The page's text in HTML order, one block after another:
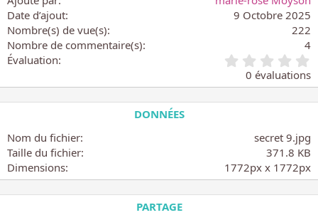
i
o
n
:
Date d’ajout
9 Octobre 2025
Nombre(s) de vue(s)
222
Nombre de commentaire(s)
4
Évaluation
.
0
0
l
e
s
0 évaluations
DONNÉES
Nom du fichier
secret 9.jpg
Taille du fichier
371.8 KB
Dimensions
1772px x 1772px
PARTAGE